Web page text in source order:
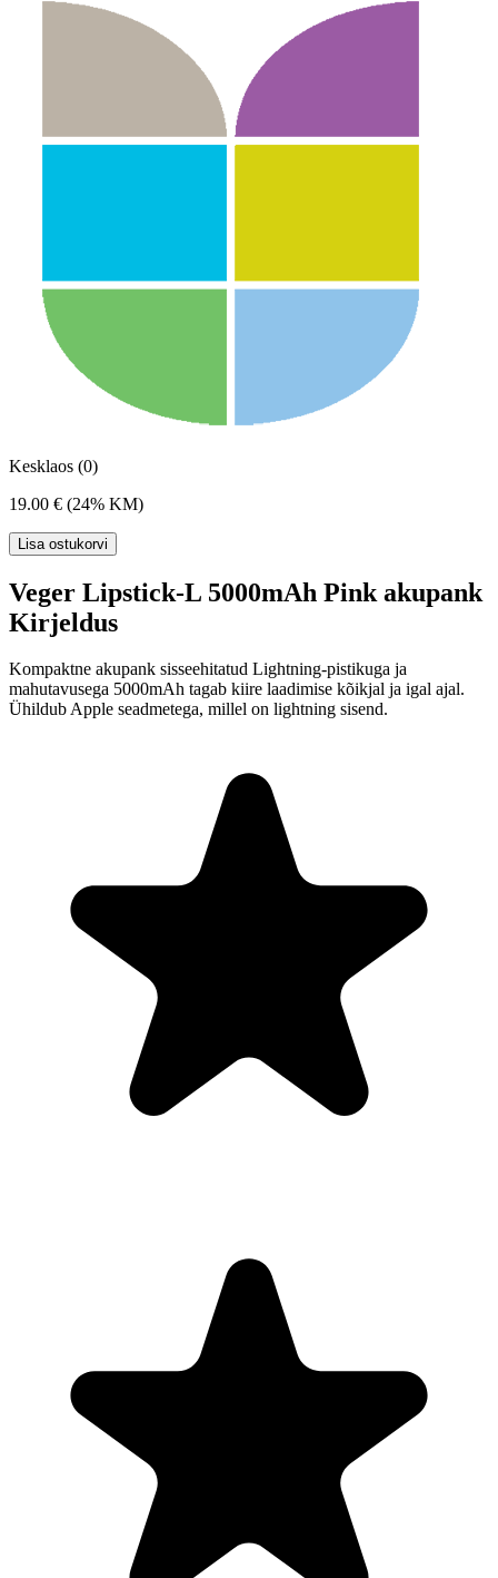
Kesklaos (0)
19.00 € (24% KM)
Lisa ostukorvi
Veger Lipstick-L 5000mAh Pink akupank
Kirjeldus
Kompaktne akupank sisseehitatud Lightning-pistikuga ja
mahutavusega 5000mAh tagab kiire laadimise kõikjal ja igal ajal.
Ühildub Apple seadmetega, millel on lightning sisend.